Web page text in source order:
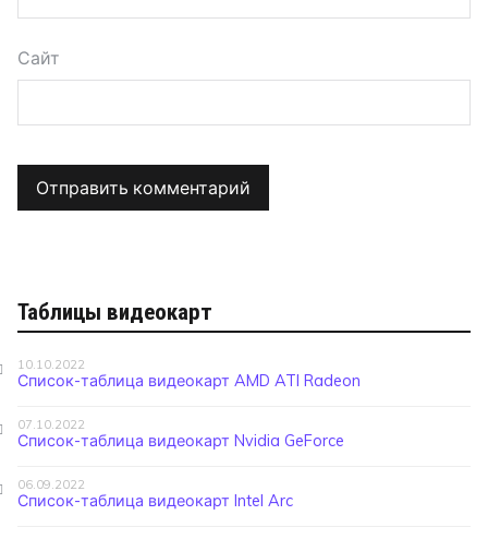
Сайт
Таблицы видеокарт
10.10.2022
Список-таблица видеокарт AMD ATI Radeon
07.10.2022
Список-таблица видеокарт Nvidia GeForce
06.09.2022
Список-таблица видеокарт Intel Arc